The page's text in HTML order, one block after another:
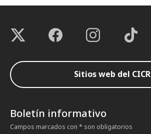
Sitios web del CICR
Boletín informativo
Campos marcados con * son obligatorios